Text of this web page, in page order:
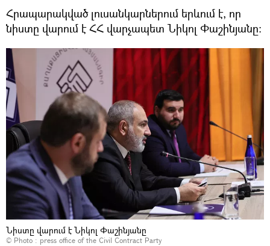
Հրապարակված լուսանկարներում երևում է, որ
նիստը վարում է ՀՀ վարչապետ Նիկոլ Փաշինյանը։
Նիստը վարում է Նիկոլ Փաշինյանը
© Photo : press office of the Civil Contract Party